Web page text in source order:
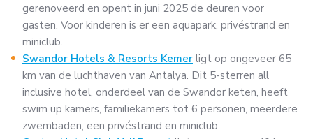
gerenoveerd en opent in juni 2025 de deuren voor
gasten. Voor kinderen is er een aquapark, privéstrand en
miniclub.
Swandor Hotels & Resorts Kemer ligt op ongeveer 65
km van de luchthaven van Antalya. Dit 5-sterren all
inclusive hotel, onderdeel van de Swandor keten, heeft
swim up kamers, familiekamers tot 6 personen, meerdere
zwembaden, een privéstrand en miniclub.